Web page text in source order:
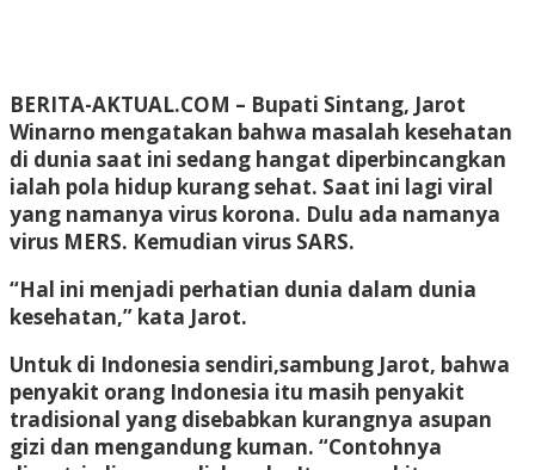
BERITA-AKTUAL.COM – Bupati Sintang, Jarot
Winarno mengatakan bahwa masalah kesehatan
di dunia saat ini sedang hangat diperbincangkan
ialah pola hidup kurang sehat. Saat ini lagi viral
yang namanya virus korona. Dulu ada namanya
virus MERS. Kemudian virus SARS.
“Hal ini menjadi perhatian dunia dalam dunia
kesehatan,” kata Jarot.
Untuk di Indonesia sendiri,sambung Jarot, bahwa
penyakit orang Indonesia itu masih penyakit
tradisional yang disebabkan kurangnya asupan
gizi dan mengandung kuman. “Contohnya